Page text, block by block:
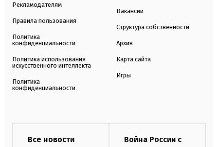
Рекламодателям
Правила пользования
Политика
конфиденциальности
Политика использования
искусственного интеллекта
Политика
конфиденциальности
Вакансии
Структура собственности
Архив
Карта сайта
Игры
Все новости
Война России с